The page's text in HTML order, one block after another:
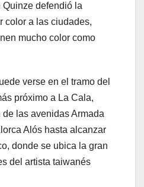
Quinze defendió la
color a las ciudades,
mucho color como
verse en el tramo del
próximo a La Cala,
las avenidas Armada
Alós hasta alcanzar
donde se ubica la gran
del artista taiwanés